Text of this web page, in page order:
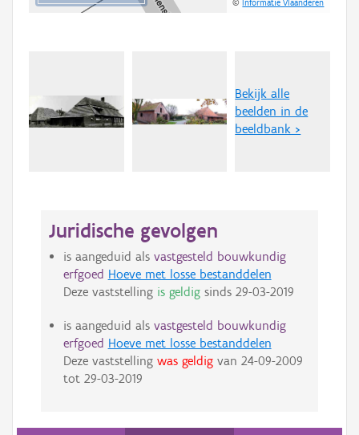
©Informatie Vlaanderen
Bekijk alle
beelden in de
beeldbank >
Juridische gevolgen
is aangeduid als vastgesteld bouwkundig
erfgoed Hoeve met losse bestanddelen
Deze vaststelling is geldigsinds 29-03-2019
is aangeduid als vastgesteld bouwkundig
erfgoed Hoeve met losse bestanddelen
Deze vaststelling was geldigvan 24-09-2009
tot 29-03-2019